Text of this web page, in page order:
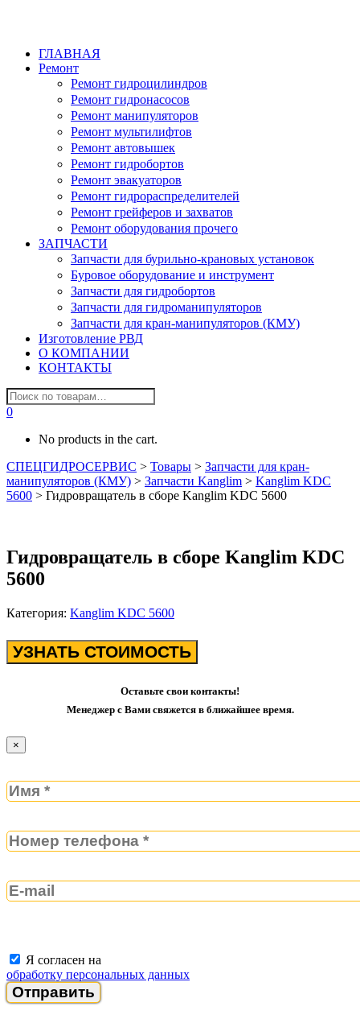
ГЛАВНАЯ
Ремонт
Ремонт гидроцилиндров
Ремонт гидронасосов
Ремонт манипуляторов
Ремонт мультилифтов
Ремонт автовышек
Ремонт гидробортов
Ремонт эвакуаторов
Ремонт гидрораспределителей
Ремонт грейферов и захватов
Ремонт оборудования прочего
ЗАПЧАСТИ
Запчасти для бурильно-крановых установок
Буровое оборудование и инструмент
Запчасти для гидробортов
Запчасти для гидроманипуляторов
Запчасти для кран-манипуляторов (КМУ)
Изготовление РВД
О КОМПАНИИ
КОНТАКТЫ
0
No products in the cart.
СПЕЦГИДРОСЕРВИС > Товары > Запчасти для кран-
манипуляторов (КМУ) > Запчасти Kanglim > Kanglim KDC
5600 > Гидровращатель в сборе Kanglim KDC 5600
Гидровращатель в сборе Kanglim KDC
5600
Категория: Kanglim KDC 5600
УЗНАТЬ СТОИМОСТЬ
Оставьте свои контакты!
Менеджер с Вами свяжется в ближайшее время.
×
Я согласен на
обработку персональных данных